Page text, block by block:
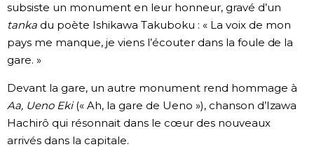
subsiste un monument en leur honneur, gravé d’un
tankadu poète Ishikawa Takuboku : « La voix de mon
pays me manque, je viens l’écouter dans la foule de la
gare. »
Devant la gare, un autre monument rend hommage à
Aa, Ueno Eki(« Ah, la gare de Ueno »), chanson d’Izawa
Hachirô qui résonnait dans le cœur des nouveaux
arrivés dans la capitale.